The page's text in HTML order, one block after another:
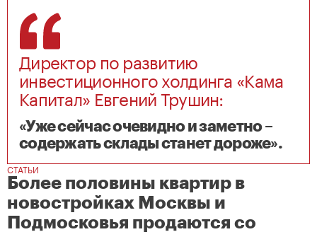
Директор по развитию
инвестиционного холдинга «Кама
Капитал» Евгений Трушин:
«Уже сейчас очевидно и заметно –
содержать склады станет дороже».
СТАТЬИ
Более половины квартир в
новостройках Москвы и
Подмосковья продаются со